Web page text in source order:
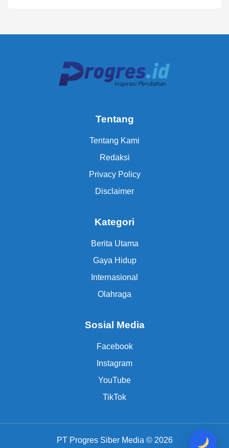
Tentang
Tentang Kami
Redaksi
Privacy Policy
Disclaimer
Kategori
Berita Utama
Gaya Hidup
Internasional
Olahraga
Sosial Media
Facebook
Instagram
YouTube
TikTok
PT Progres Siber Media © 2026